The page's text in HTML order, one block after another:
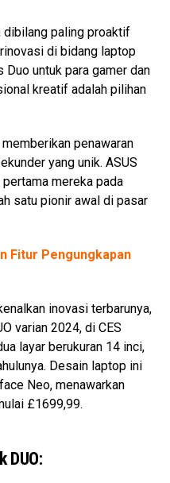
dibilang paling proaktif
di bidang laptop
Duo untuk para gamer dan
kreatif adalah pilihan
penawaran
yang unik. ASUS
mereka pada
satu pionir awal di pasar
Fitur Pengungkapan
inovasi terbarunya,
varian 2024, di CES
layar berukuran 14 inci,
Desain laptop ini
Neo, menawarkan
£1699,99.
DUO: